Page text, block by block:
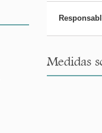
Medidas